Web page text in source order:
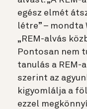
egész elmét
létre” – mondta
„REM-alvás
Pontosan nem
tanulás a REM-
szerint az
kigyomlálja a
ezzel